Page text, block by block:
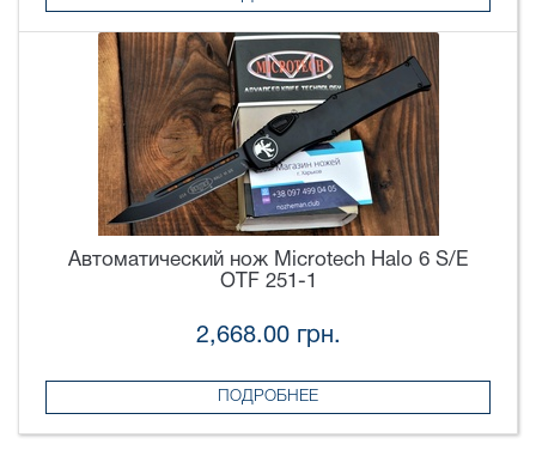
Автоматический нож Microtech Halo 6 S/E
OTF 251-1
2,668.00 грн.
ПОДРОБНЕЕ